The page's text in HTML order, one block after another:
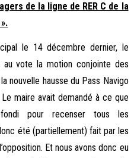
de la ligne de RER C de la
le 14 décembre dernier, le
vote la motion conjointe des
nouvelle hausse du Pass Navigo
maire avait demandé à ce que
pour recenser tous les
été (partiellement) fait par les
Et nous avons donc eu